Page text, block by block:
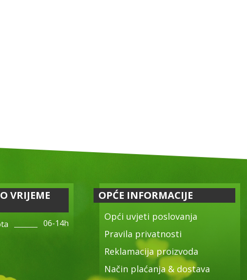
VRIJEME
06-14h
OPĆE INFORMACIJE
Opći uvjeti poslovanja
Pravila privatnosti
Reklamacija proizvoda
Način plaćanja & dostava